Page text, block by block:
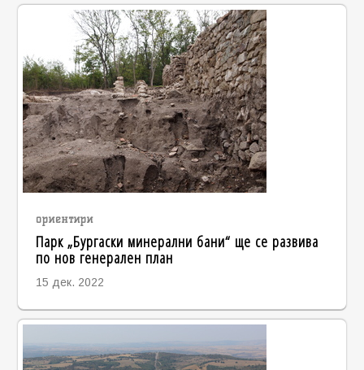
ориентири
Парк „Бургаски минерални бани“ ще се развива
по нов генерален план
15 дек. 2022